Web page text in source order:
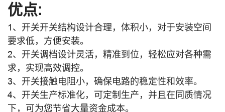
优点:
1、开关开关结构设计合理，体积小，对于安装空间
要求低，方便安装。
2、开关调档设计灵活，精准到位，轻松应对各种需
求，实现高效调控。
3、开关接触电阻小，确保电路的稳定性和效率。
4、开关生产标准化，可定制生产，并且在同质情况
下，可为您节省大量资金成本。